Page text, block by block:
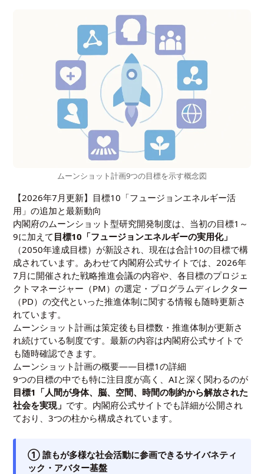
ムーンショット計画9つの目標を示す概念図
【2026年7月更新】目標10「フュージョンエネルギー活
用」の追加と最新動向
内閣府のムーンショット型研究開発制度は、当初の目標1～
9に加えて 目標10「フュージョンエネルギーの実用化」
（2050年達成目標）が新設され、現在は合計10の目標で構
成されています。あわせて内閣府公式サイトでは、2026年
7月に開催された戦略推進会議の内容や、各目標のプロジェ
クトマネージャー（PM）の選定・プログラムディレクター
（PD）の交代といった推進体制に関する情報も随時更新さ
れています。
ムーンショット計画は策定後も目標数・推進体制が更新さ
れ続けている制度です。最新の内容は内閣府公式サイト で
も随時確認できます。
ムーンショット計画の概要――目標1の詳細
9つの目標の中でも特に注目度が高く、AIと深く関わるのが
目標1「人間が身体、脳、空間、時間の制約から解放された
社会を実現」 です。 内閣府公式サイト でも詳細が公開され
ており、3つの柱から構成されています。
① 誰もが多様な社会活動に参画できるサイバネティ
ック・アバター基盤